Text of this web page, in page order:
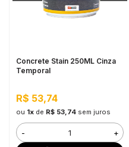
Concrete Stain 250ML Cinza
Temporal
R$ 53,74
ou 1xde R$ 53,74 sem juros
- +